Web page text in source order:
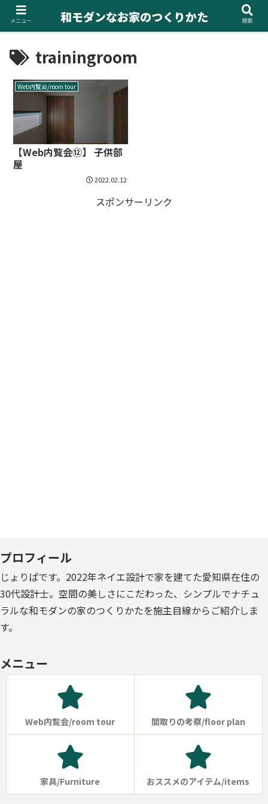
trainingroom
Web内覧会/room tour
【Web内覧会⑫】 子供部
屋
2022.02.12
スポンサーリンク
プロフィール
じょりぱです。2022年ネイエ設計で家を建てた愛知県在住の
30代設計士。空間の美しさにこだわった、シンプルでナチュ
ラルな和モダンの家のつくりかたを施主目線からご紹介しま
す。
メニュー
Web内覧会/room tour 間取りの考察/floor plan
家具/Furniture おススメのアイテム/items
メニュー 和モダンなお家のつくりかた 検索